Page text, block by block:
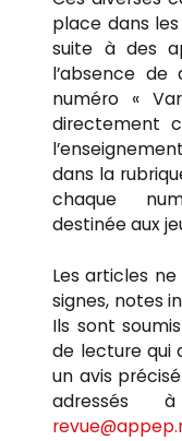
place dans
suite à des
l’absence de
numéro «
directement
dans la
chaque
destinée aux
Les articles
signes, notes
Ils sont
de lecture qui
un avis
adressés